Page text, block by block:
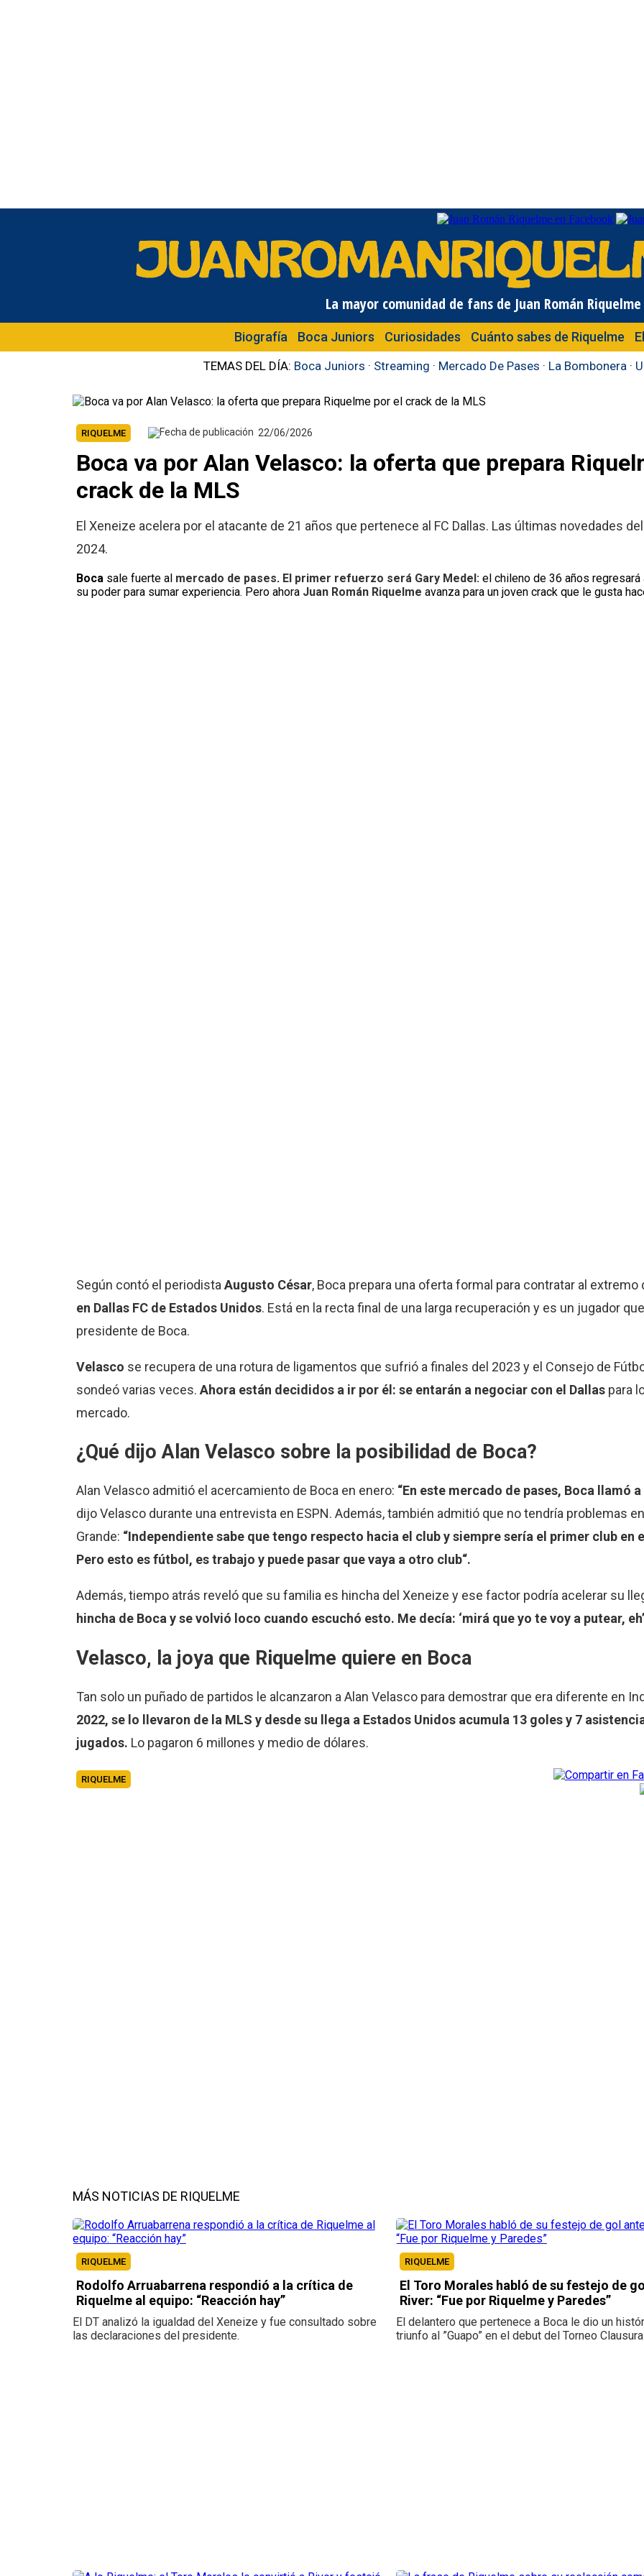
La mayor comunidad de fans de Juan Román Riquelme
Biografía Boca Juniors Curiosidades Cuánto sabes de Riquelme
TEMAS DEL DÍA: Boca Juniors · Streaming · Mercado De Pases · La Bombonera ·
RIQUELME 22/06/2026
Boca va por Alan Velasco: la oferta que prepara
crack de la MLS
El Xeneize acelera por el atacante de 21 años que pertenece al FC Dallas. Las últimas novedades
2024.
Boca sale fuerte al mercado de pases. El primer refuerzo será Gary Medel: el chileno de 36 años
su poder para sumar experiencia. Pero ahora Juan RománRiquelme avanza para un joven crack que le gusta
Según contó el periodista Augusto César, Boca prepara una oferta formal para contratar al extremo
en Dallas FC de Estados Unidos. Está en la recta final de una larga recuperación y es un jugador
presidente de Boca.
Velasco se recupera de una rotura de ligamentos que sufrió a finales del 2023 y el Consejo de
sondeó varias veces. Ahora están decididos a ir por él: se entarán a negociar con el Dallas para
mercado.
¿Qué dijo Alan Velasco sobre la posibilidad de Boca?
Alan Velasco admitió el acercamiento de Boca en enero: “En este mercado de pases, Boca llamó
dijo Velasco durante una entrevista en ESPN. Además, también admitió que no tendría problemas
Grande: “Independiente sabe que tengo respecto hacia el club y siempre sería el primer club en
Pero esto es fútbol, es trabajo y puede pasar que vaya a otro club“.
Además, tiempo atrás reveló que su familia es hincha del Xeneize y ese factor podría acelerar su
hincha de Boca y se volvió loco cuando escuchó esto. Me decía: ‘mirá que yo te voy a putear,
Velasco, la joya que Riquelme quiere en Boca
Tan solo un puñado de partidos le alcanzaron a Alan Velasco para demostrar que era diferente en
2022, se lo llevaron de la MLS y desde su llega a Estados Unidos acumula 13 goles y 7
jugados. Lo pagaron 6 millones y medio de dólares.
RIQUELME
MÁS NOTICIAS DE RIQUELME
RIQUELME
Rodolfo Arruabarrena respondió a la crítica de
Riquelme al equipo: “Reacción hay”
El DT analizó la igualdad del Xeneize y fue consultado sobre
las declaraciones del presidente.
RIQUELME
El Toro Morales habló de su festejo de
River: “Fue por Riquelme y Paredes”
El delantero que pertenece a Boca le dio un
triunfo al ”Guapo” en el debut del Torneo